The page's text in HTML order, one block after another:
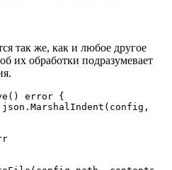
так же, как и любое другое
их обработки подразумевает
error {